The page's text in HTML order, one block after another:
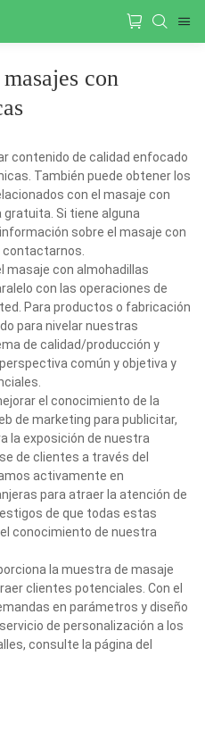
con
contenido de calidad enfocado
También puede obtener los
con el masaje con
Si tiene alguna
sobre el masaje con
contactarnos.
masaje con almohadillas
con las operaciones de
Para productos o fabricación
para nivelar nuestras
de calidad/producción y
común y objetiva y
el conocimiento de la
de marketing para publicitar,
la exposición de nuestra
de clientes a través del
activamente en
para atraer la atención de
de que todas estas
conocimiento de nuestra
la muestra de masaje
clientes potenciales. Con el
en parámetros y diseño
de personalización a los
consulte la página del